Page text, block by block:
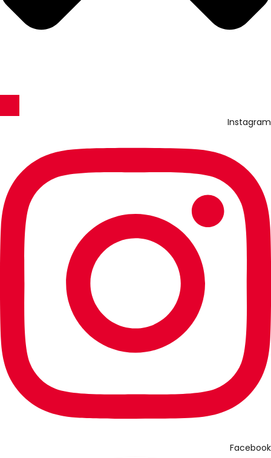
Instagram
Facebook